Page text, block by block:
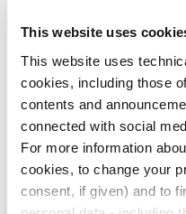
This website uses
This website uses
cookies, including those
contents and
connected with social
For more information
cookies, to change your
consent, if given) and to
un’invenzione di
Leonardo, c’è
grandi cose.
Di quali altri strumenti
per seguire ed
più pieno ed efficace?